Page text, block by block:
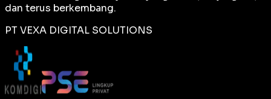
dan terus berkembang.
PT VEXA DIGITAL SOLUTIONS